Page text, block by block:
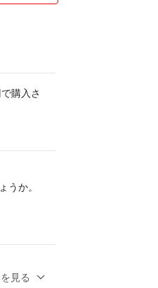
購入さ
か。
いただ
見る